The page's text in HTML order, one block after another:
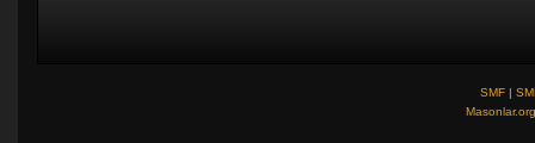
SMF |
Masonlar.org